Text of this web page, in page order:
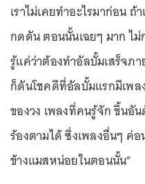
เราไม่เคยทำอะไรมาก่อน
กดดัน ตอนนั้นเฉยๆ มาก ไม่
รู้แค่ว่าต้องทำอัลบั้มเสร็จภ
ก็ดันโชคดีที่อัลบั้มแรกมีเพล
ของวง เพลงที่คนรู้จัก ขึ้นอั
ร้องตามได้ ซึ่งเพลงอื่นๆ ค่
ข้างแมสหน่อยในตอนนั้น”